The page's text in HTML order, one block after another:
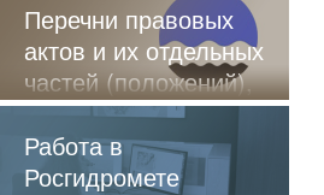
Перечни правовых
актов и их отдельных
частей (положений),
содержащие
обязательные
требования
Работа в
Росгидромете